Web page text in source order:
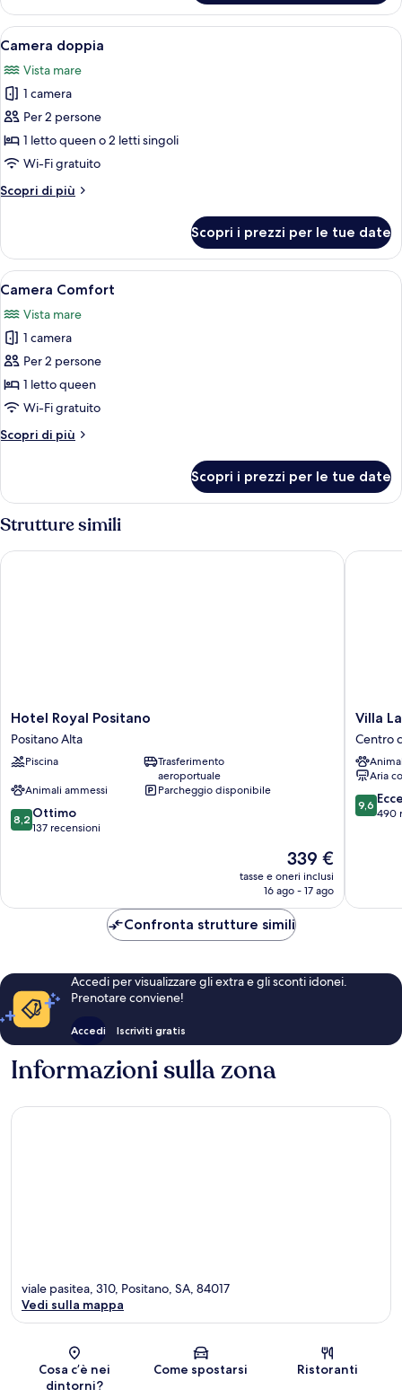
Queen
Room,
Terrace,
view
Apri
tutte
le
foto
per
Camera
doppia
Un hotel sulla costa con numerosi
1
Camera doppia
Vista mare
1 camera
Per 2 persone
1 letto queen o 2 letti singoli
Wi-Fi gratuito
Scopri di più
Altri
doppia
Scopri i prezzi per le tue date
Apri
tutte
le
foto
per
Camera
Comfort
Una camera da letto con un letto,
9
Camera Comfort
Vista mare
1 camera
Per 2 persone
1 letto queen
Wi-Fi gratuito
Scopri di più
Altri
Comfort
Scopri i prezzi per le tue date
Strutture simili
Hotel
Royal
Positano
Positano
Hotel Royal Positano
Positano Alta
Piscina
Trasferimento
aeroportuale
Animali ammessi
Parcheggio disponibile
8.2
su
8,2 Ottimo
137 recensioni
Il
prezzo
attuale
339 €
339 €
tasse e oneri inclusi
16 ago - 17 ago
Hotel Royal Positano
Villa
La
Tartana
Centro
città
di
Positano
Villa
Centro
Aria
9.6
su
9,6
490
Villa La
Confronta strutture simili
Accedi per visualizzare gli extra e gli sconti idonei.
Prenotare conviene!
Accedi Iscriviti gratis
Informazioni sulla zona
Mappa
viale pasitea, 310, Positano, SA, 84017
Vedi sulla mappa
Cosa c’è nei
dintorni?
Come spostarsi Ristoranti